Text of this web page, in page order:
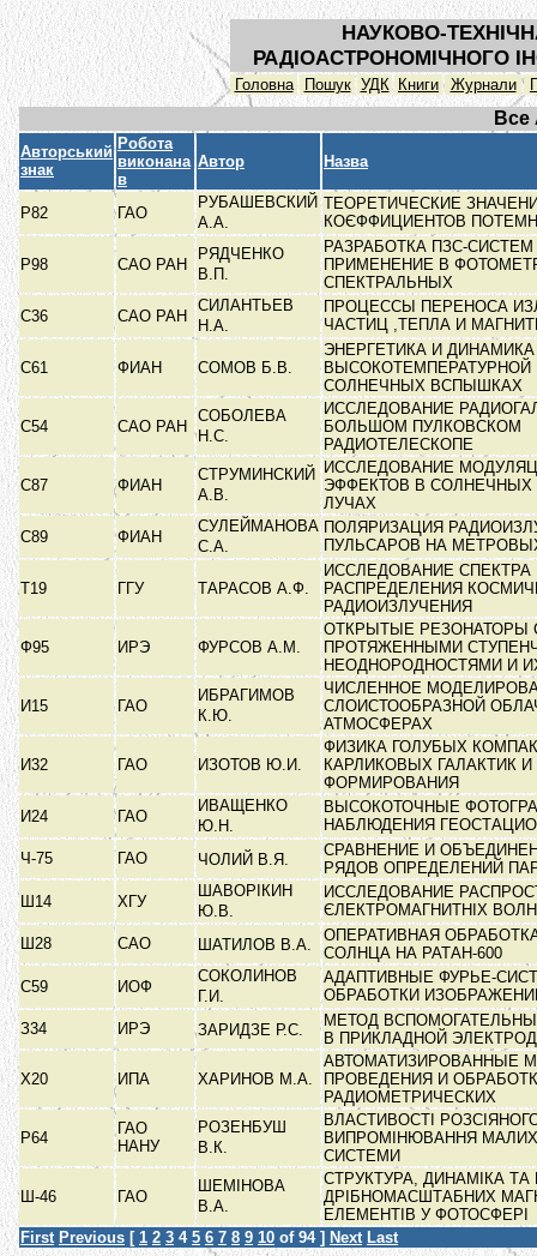
НАУКОВО-
РАДІОАСТРОНОМІЧНОГО
Головна Пошук УДК Книги Журнали
Все
Авторський
знак
Робота
виконана
в
Автор Назва
Р82 ГАО
РУБАШЕВСКИЙ
А.А.
ТЕОРЕТИЧЕСКИЕ
КОЄФФИЦИЕНТОВ
Р98 САО РАН
РЯДЧЕНКО
В.П.
РАЗРАБОТКА ПЗС-
ПРИМЕНЕНИЕ В
СПЕКТРАЛЬНЫХ
С36
САО РАН
СИЛАНТЬЕВ
Н.А.
ПРОЦЕССЫ ПЕРЕНОСА
ЧАСТИЦ ,ТЕПЛА И
С61 ФИАН СОМОВ Б.В.
ЭНЕРГЕТИКА И ДИНАМИКА
СОЛНЕЧНЫХ ВСПЫШКАХ
С54 САО РАН
СОБОЛЕВА
Н.С.
ИССЛЕДОВАНИЕ
БОЛЬШОМ ПУЛКОВСКОМ
РАДИОТЕЛЕСКОПЕ
С87 ФИАН
СТРУМИНСКИЙ
А.В.
ИССЛЕДОВАНИЕ
ЭФФЕКТОВ В
ЛУЧАХ
С89
ФИАН
СУЛЕЙМАНОВА
С.А.
ПОЛЯРИЗАЦИЯ
ПУЛЬСАРОВ НА
Т19 ГГУ ТАРАСОВ А.Ф.
ИССЛЕДОВАНИЕ СПЕКТРА
РАСПРЕДЕЛЕНИЯ
РАДИОИЗЛУЧЕНИЯ
Ф95 ИРЭ ФУРСОВ А.М.
ОТКРЫТЫЕ РЕЗОНАТОРЫ
ПРОТЯЖЕННЫМИ
НЕОДНОРОДНОСТЯМИ И
И15 ГАО
ИБРАГИМОВ
К.Ю.
ЧИСЛЕННОЕ
СЛОИСТООБРАЗНОЙ
АТМОСФЕРАХ
И32 ГАО ИЗОТОВ Ю.И.
ФИЗИКА ГОЛУБЫХ
КАРЛИКОВЫХ ГАЛАКТИК
ФОРМИРОВАНИЯ
И24
ГАО
ИВАЩЕНКО
Ю.Н.
ВЫСОКОТОЧНЫЕ
НАБЛЮДЕНИЯ
Ч-75
ГАО ЧОЛИЙ В.Я.
СРАВНЕНИЕ И
РЯДОВ ОПРЕДЕЛЕНИЙ
Ш14
ХГУ
ШАВОРІКИН
Ю.В.
ИССЛЕДОВАНИЕ
ЄЛЕКТРОМАГНИТНІХ
Ш28
САО ШАТИЛОВ В.А.
ОПЕРАТИВНАЯ
СОЛНЦА НА РАТАН-600
С59
ИОФ
СОКОЛИНОВ
Г.И.
АДАПТИВНЫЕ ФУРЬЕ-
ОБРАБОТКИ
З34
ИРЭ ЗАРИДЗЕ Р.С.
МЕТОД
В ПРИКЛАДНОЙ
Х20 ИПА ХАРИНОВ М.А.
АВТОМАТИЗИРОВАННЫЕ
ПРОВЕДЕНИЯ И
РАДИОМЕТРИЧЕСКИХ
Р64
ГАО
НАНУ
РОЗЕНБУШ
В.К.
ВЛАСТИВОСТІ
ВИПРОМІНЮВАННЯ МАЛИХ
СИСТЕМИ
Ш-46 ГАО
ШЕМІНОВА
В.А.
СТРУКТУРА, ДИНАМІКА
ДРІБНОМАСШТАБНИХ
ЕЛЕМЕНТІВ У ФОТОСФЕРІ
First Previous [ 1 2 3 4 5 6 7 8 9 10 of 94 ] Next Last